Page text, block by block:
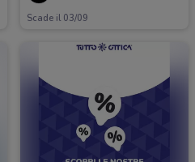
Scade il 03/09